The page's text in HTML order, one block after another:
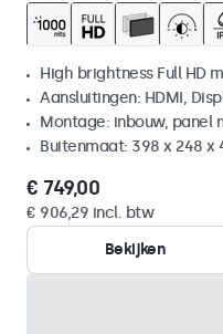
High brightness Full HD
Aansluitingen: HDMI,
Montage: inbouw, panel
Buitenmaat: 398 x 248 x
€ 749,00
€ 906,29 incl. btw
Bekijken